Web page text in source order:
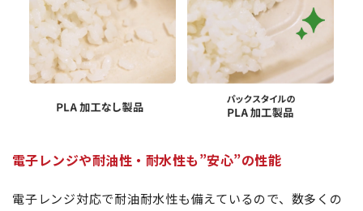
電子レンジや耐油性・耐水性も”安心”の性能
電子レンジ対応で耐油耐水性も備えているので、数多くの